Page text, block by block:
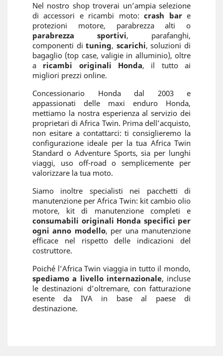
Nel nostro shop troverai un’ampia selezione
di accessori e ricambi moto:crash bare
protezioni motore, parabrezza alti o
parabrezza sportivi, parafanghi,
componenti dituning, scarichi, soluzioni di
bagaglio (top case, valigie in alluminio), oltre
a ricambi originali Honda, il tutto ai
migliori prezzi online.
Concessionario Honda dal 2003 e
appassionati delle maxi enduro Honda,
mettiamo la nostra esperienza al servizio dei
proprietari di Africa Twin. Prima dell’acquisto,
non esitare a contattarci: ti consiglieremo la
configurazione ideale per la tua Africa Twin
Standard o Adventure Sports, sia per lunghi
viaggi, uso off-road o semplicemente per
valorizzare la tua moto.
Siamo inoltre specialisti nei pacchetti di
manutenzione per Africa Twin: kit cambio olio
motore, kit di manutenzione completi e
consumabili originali Honda specifici per
ogni anno modello, per una manutenzione
efficace nel rispetto delle indicazioni del
costruttore.
Poiché l’Africa Twin viaggia in tutto il mondo,
spediamo a livello internazionale, incluse
le destinazioni d’oltremare, con fatturazione
esente da IVA in base al paese di
destinazione.